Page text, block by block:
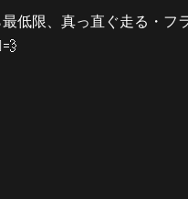
低限、真っ直ぐ走る・